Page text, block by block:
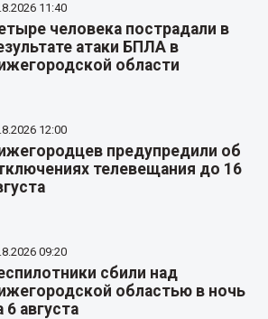
11:40
человека пострадали в
атаки БПЛА в
области
12:00
предупредили об
телевещания до 16
09:20
сбили над
областью в ночь
6 августа